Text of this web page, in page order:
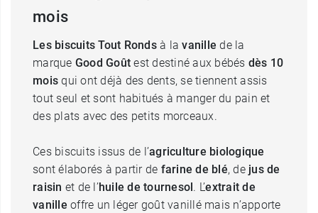
mois
Les biscuits Tout Rondsà lavanille de la
marque Good Goût est destiné aux bébés dès 10
mois qui ont déjà des dents, se tiennent assis
tout seul et sont habitués à manger du pain et
des plats avec des petits morceaux.
Ces biscuits issus de l’agriculture biologique
sont élaborés à partir de farine de blé, de jus de
raisin et de l’huile de tournesol. L’extrait de
vanille offre un léger goût vanillé mais n’apporte